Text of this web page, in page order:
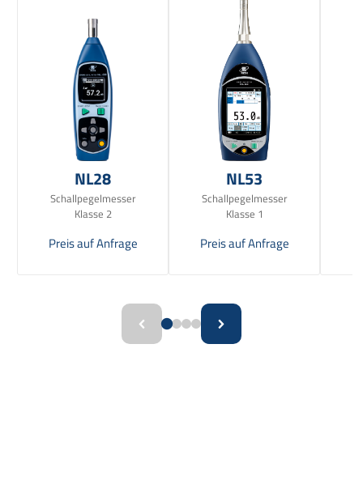
NL28
Schallpegelmesser
Klasse 2
Preis auf Anfrage
NL53
Schallpegelmesser
Klasse 1
Preis auf Anfrage